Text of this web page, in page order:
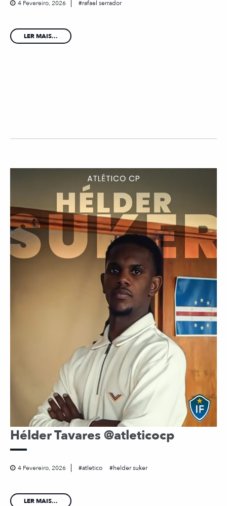
4 Fevereiro, 2026 rafael serrador
LER MAIS...
Hélder Tavares @atleticocp
4 Fevereiro, 2026 atletico helder suker
LER MAIS...